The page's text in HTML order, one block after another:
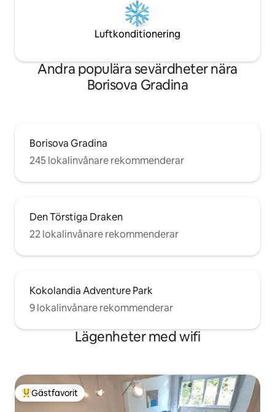
Luftkonditionering
Andra populära sevärdheter nära
Borisova Gradina
Borisova Gradina
245 lokalinvånare rekommenderar
Den Törstiga Draken
22 lokalinvånare rekommenderar
Kokolandia Adventure Park
9 lokalinvånare rekommenderar
Lägenheter med wifi
Populär gästfavorit
Gästfavorit